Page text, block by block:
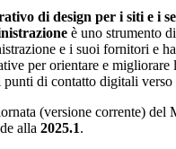
di design per i siti e i
è uno strumento
e i suoi fornitori e
per orientare e migliorare
punti di contatto digitali verso
(versione corrente) del
alla 2025.1.